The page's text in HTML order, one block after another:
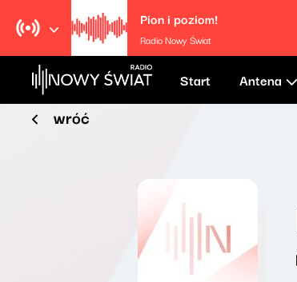
Pion i poziom!
Radio Nowy Świat
Start Antena
wróć